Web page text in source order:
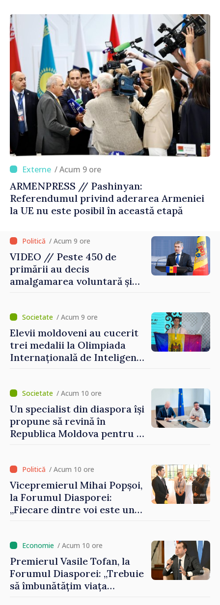
corectă”
/ Acum 9 ore
ARMENPRESS // Pashinyan:
Referendumul privind aderarea Armeniei
la UE nu este posibil în această etapă
/ Acum 9 ore
VIDEO // Peste 450 de
primării au decis
amalgamarea voluntară și
Grosu: „Este important să
depășim blocajele și să dăm o
șansă localităților să se
dezvolte”
/ Acum 9 ore
Elevii moldoveni au cucerit
trei medalii la Olimpiada
Internațională de Inteligență
/ Acum 10 ore
Un specialist din diaspora își
propune să revină în
Republica Moldova pentru a
/ Acum 10 ore
Vicepremierul Mihai Popșoi,
la Forumul Diasporei:
„Fiecare dintre voi este un
imaginii Republicii Moldova”
/ Acum 10 ore
Premierul Vasile Tofan, la
Forumul Diasporei: „Trebuie
să îmbunătățim viața